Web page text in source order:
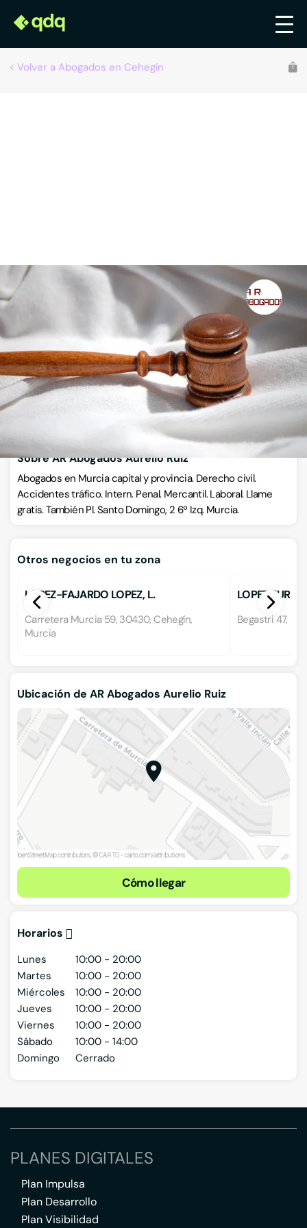
Volver a Abogados en Cehegín
AR Abogados Aurelio Ruiz
Abogados
Carretera de Murcia 50, 30430, Cehegín, Cehegín, Murcia
VISITAR WEB CÓMO LLEGAR
Llamar ahora
Sobre AR Abogados Aurelio Ruiz
Abogados en Murcia capital y provincia. Derecho civil.
Accidentes tráfico. Intern. Penal. Mercantil. Laboral. Llame
gratis. También Pl. Santo Domingo, 2 6º Izq. Murcia.
Otros negocios en tu zona
LOPEZ-FAJARDO LOPEZ, L.
Carretera Murcia 59, 30430, Cehegín,
Murcia
LOPEZ
Begastri 47,
Ubicación de AR Abogados Aurelio Ruiz
Cómo llegar
Horarios
Lunes
10:00 - 20:00
Martes
10:00 - 20:00
Miércoles
10:00 - 20:00
Jueves
10:00 - 20:00
Viernes
10:00 - 20:00
Sábado
10:00 - 14:00
Domingo
Cerrado
PLANES DIGITALES
Plan Impulsa
Plan Desarrollo
Plan Visibilidad